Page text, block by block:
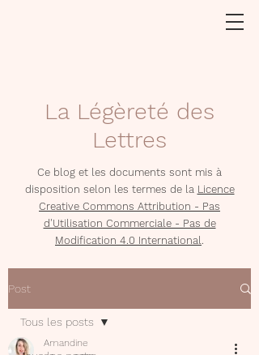
La Légèreté des
Lettres
Ce blog et les documents sont mis à
disposition selon les termes de la Licence
Creative Commons Attribution - Pas
d'Utilisation Commerciale - Pas de
Modification 4.0 International.
Post
Tous les posts
Amandine